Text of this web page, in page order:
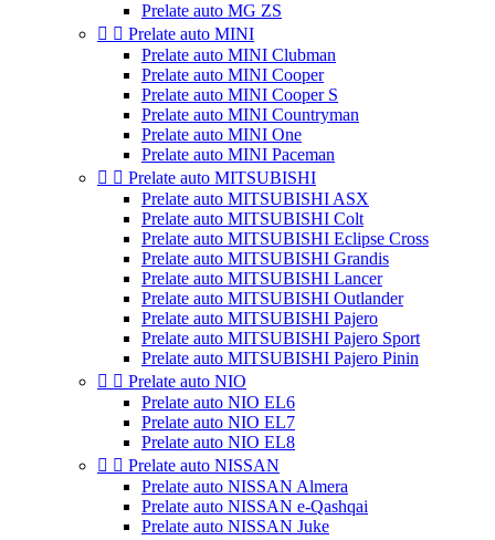
Prelate auto MG ZS
  Prelate auto MINI
Prelate auto MINI Clubman
Prelate auto MINI Cooper
Prelate auto MINI Cooper S
Prelate auto MINI Countryman
Prelate auto MINI One
Prelate auto MINI Paceman
  Prelate auto MITSUBISHI
Prelate auto MITSUBISHI ASX
Prelate auto MITSUBISHI Colt
Prelate auto MITSUBISHI Eclipse Cross
Prelate auto MITSUBISHI Grandis
Prelate auto MITSUBISHI Lancer
Prelate auto MITSUBISHI Outlander
Prelate auto MITSUBISHI Pajero
Prelate auto MITSUBISHI Pajero Sport
Prelate auto MITSUBISHI Pajero Pinin
  Prelate auto NIO
Prelate auto NIO EL6
Prelate auto NIO EL7
Prelate auto NIO EL8
  Prelate auto NISSAN
Prelate auto NISSAN Almera
Prelate auto NISSAN e-Qashqai
Prelate auto NISSAN Juke